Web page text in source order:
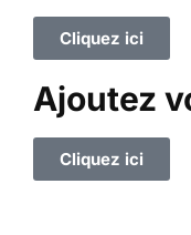
Cliquez ici
Ajoutez
Cliquez ici